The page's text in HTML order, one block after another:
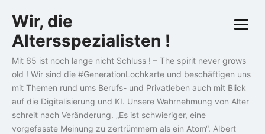
to
content
Wir, die
Altersspezialisten !
Mit 65 ist noch lange nicht Schluss ! – The spirit never grows
old ! Wir sind die #GenerationLochkarte und beschäftigen uns
mit Themen rund ums Berufs- und Privatleben auch mit Blick
auf die Digitalisierung und KI. Unsere Wahrnehmung von Alter
schreit nach Veränderung. „Es ist schwieriger, eine
vorgefasste Meinung zu zertrümmern als ein Atom“. Albert
open